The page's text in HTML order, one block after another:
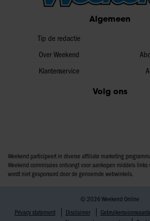
partners kunnen deze gegevens
informatie die u aan ze heeft verstrekt of
gaat akkoord met onze cookies als u
gebruiken.
Algemeen
Tip de redactie
Over Weekend
Klantenservice
Volg ons
Weekend participeert in diverse affiliate marketing
Weekend commissies ontvangt voor aankopen middels links
wordt niet gesponsord door de genoemde webwinkels.
© 2026 Weekend Online
Privacy statement
Disclaimer